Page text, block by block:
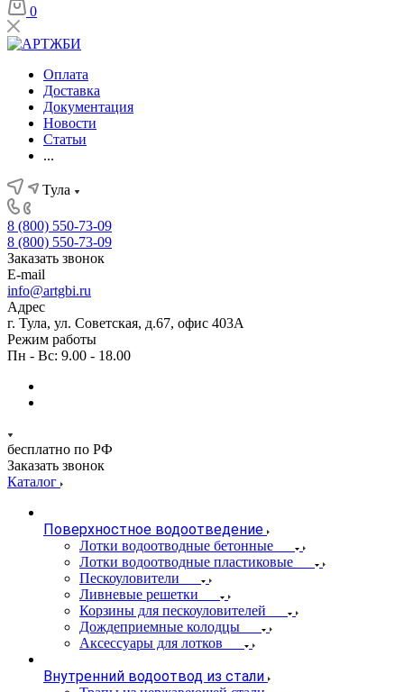
0
Оплата
Доставка
Документация
Новости
Статьи
...
Тула
8 (800) 550-73-09
8 (800) 550-73-09
Заказать звонок
E-mail
info@artgbi.ru
Адрес
г. Тула, ул. Советская, д.67, офис 403А
Режим работы
Пн - Вс: 9.00 - 18.00
бесплатно по РФ
Заказать звонок
Каталог
Поверхностное водоотведение
Лотки водоотводные бетонные
Лотки водоотводные пластиковые
Пескоуловители
Ливневые решетки
Корзины для пескоуловителей
Дождеприемные колодцы
Аксессуары для лотков
Внутренний водоотвод из стали